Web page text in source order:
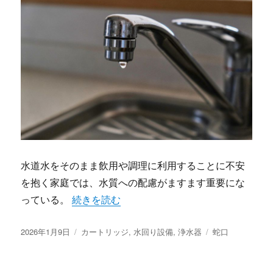
水道水をそのまま飲用や調理に利用することに不安
を抱く家庭では、水質への配慮がますます重要にな
っている。“浄水器が変えるわが家の水質と安心暮らし
続きを読む
投
2026年1月9日
カ
カートリッジ, 水回り設備,浄水器
タ
蛇口